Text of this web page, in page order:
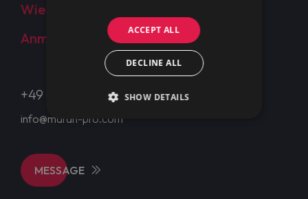
Wiederverkäufer
Anmelden
Kontakt
+49 (0) 40 22 94 19 20
info@maran-pro.com
MESSAGE
ACCEPT ALL
DECLINE ALL
SHOW DETAILS